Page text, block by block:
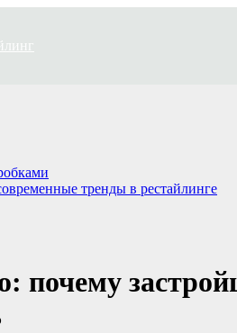
тренды в рестайлинге
почему